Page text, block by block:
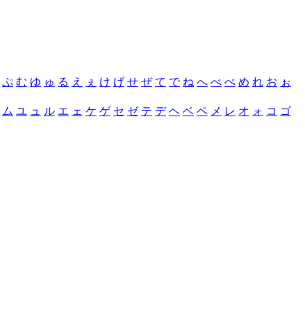
ぷ む ゆ ゅ る え ぇ け げ せ ぜ て で ね へ べ ぺ め れ お ぉ
ム ユ ュ ル エ ェ ケ ゲ セ ゼ テ デ ヘ ベ ペ メ レ オ ォ コ ゴ